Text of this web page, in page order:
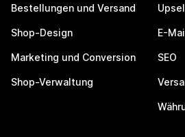
Bestellungen und Versand
Shop-Design
Marketing und Conversion
Shop-Verwaltung
E-
SEO